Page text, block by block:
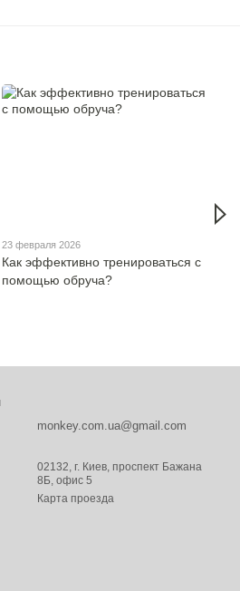
23 февраля 2026
Как эффективно тренироваться с
помощью обруча?
monkey.com.ua@gmail.com
02132, г. Киев, проспект Бажана
8Б, офис 5
Карта проезда